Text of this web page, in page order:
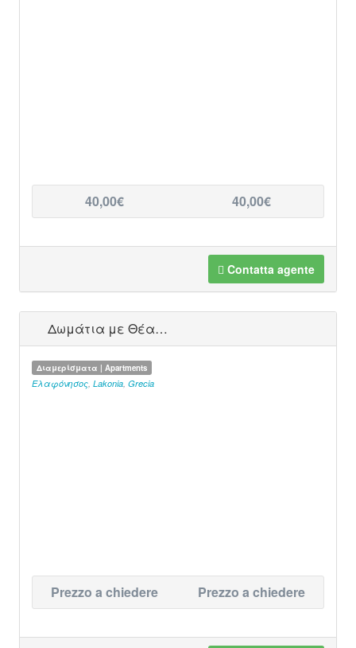
40,00€ 40,00€
Contatta agente
Δωμάτια με Θέα…
Διαμερίσματα | Apartments
Ελαφόνησος Lakonia Grecia
Prezzo a chiedere Prezzo a chiedere